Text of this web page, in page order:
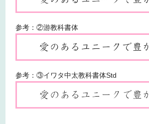
参考：②游教科書体
参考：③イワタ中太教科書体Std